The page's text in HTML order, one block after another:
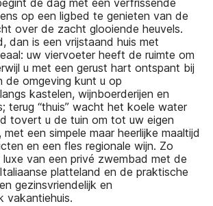
de dag met een verfrissende
op een ligbed te genieten van de
over de zacht glooiende heuvels.
dan is een vrijstaand huis met
uw viervoeter heeft de ruimte om
u met een gerust hart ontspant bij
de omgeving kunt u op
kastelen, wijnboerderijen en
terug “thuis” wacht het koele water
tovert u de tuin om tot uw eigen
een simpele maar heerlijke maaltijd
en een fles regionale wijn. Zo
van een privé zwembad met de
platteland en de praktische
gezinsvriendelijk en
vakantiehuis.